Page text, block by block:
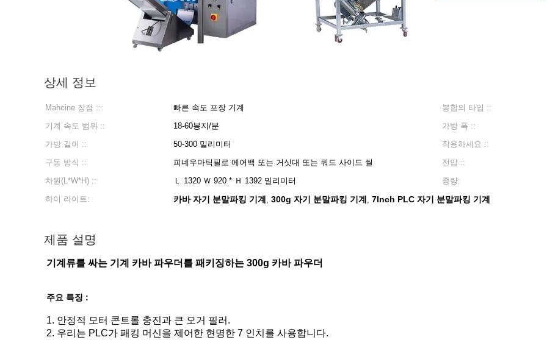
상세 정보
Mahcine 장점 ::: 빠른 속도 포장 기계 봉합의 타입 ::
기계 속도 범위 ::
18-60봉지/분 가방 폭 ::
가방 길이 ::
50-300 밀리미터 작용하세요 ::
구동 방식 ::
피네우마틱필로 에어백 또는 거싯대 또는 쿼드 사이드 씰 전압 ::
차원(L*W*H) ::
Ｌ 1320 Ｗ 920 * Ｈ 1392 밀리미터 중량:
하이 라이트:
카바 자기 분말파킹 기계 , 300g 자기 분말파킹 기계 , 7Inch PLC 자기 분말파킹 기계
제품 설명
기계류를 싸는 기계 카바 파우더를 패키징하는 300g 카바 파우더
주요 특징 :
1. 안정적 모터 콘트롤 충진과 큰 오거 필러.
2. 우리는 PLC가 패킹 머신을 제어한 현명한 7 인치를 사용합니다.